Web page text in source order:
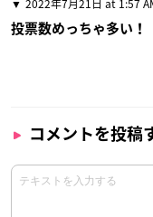
2022年7月21日 at 1:57
投票数めっちゃ多い！
コメントを投稿